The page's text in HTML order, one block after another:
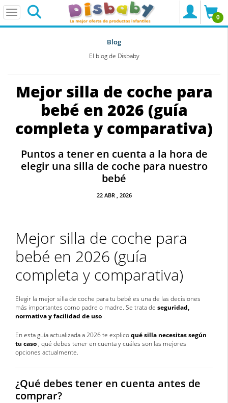
0
Blog
El blog de Disbaby
Mejor silla de coche para
bebé en 2026 (guía
completa y comparativa)
Puntos a tener en cuenta a la hora de
elegir una silla de coche para nuestro
bebé
22 ABR, 2026
Mejor silla de coche para
bebé en 2026 (guía
completa y comparativa)
Elegir la mejor silla de coche para tu bebé es una de las decisiones
más importantes como padre o madre. Se trata de seguridad,
normativa y facilidad de uso .
En esta guía actualizada a 2026 te explicoqué silla necesitas según
tu caso , qué debes tener en cuenta y cuáles son las mejores
opciones actualmente.
¿Qué debes tener en cuenta antes de
comprar?